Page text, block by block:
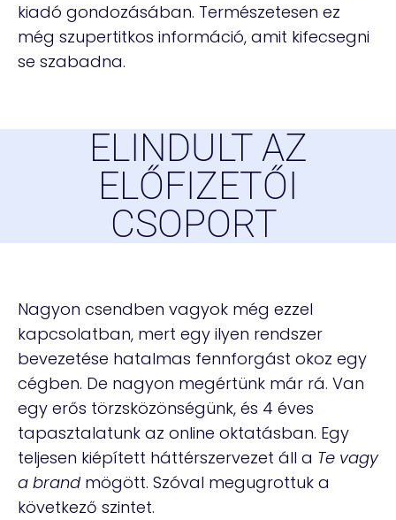
kiadó gondozásában. Természetesen ez
még szupertitkos információ, amit kifecsegni
se szabadna.
ELINDULT AZ
ELŐFIZETŐI
CSOPORT
Nagyon csendben vagyok még ezzel
kapcsolatban, mert egy ilyen rendszer
bevezetése hatalmas fennforgást okoz egy
cégben. De nagyon megértünk már rá. Van
egy erős törzsközönségünk, és 4 éves
tapasztalatunk az online oktatásban. Egy
teljesen kiépített háttérszervezet áll a Te vagy
a brand mögött. Szóval megugrottuk a
következő szintet.